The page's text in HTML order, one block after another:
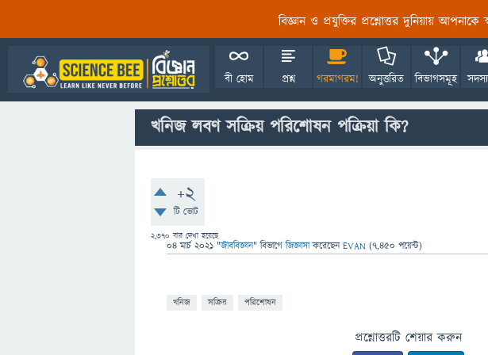
বিজ্ঞান ও প্রযুক্তির প্রশ্নোত্তর দুনিয়ায়
বী হোম প্রশ্ন গরমাগরম! অনুত্তরিত বিভাগসমূহ
খনিজ লবণ সক্রিয় পরিশোষন পক্রিয়া কি?
+2
টি ভোট
2,370 বার দেখা হয়েছে
04 মার্চ 2021 "জীববিজ্ঞান" বিভাগে জিজ্ঞাসাকরেছেনEVAN (7,450 পয়েন্ট)
খনিজ সক্রিয় পরিশোষন
প্রশ্নোত্তরটি শেয়ার করুন